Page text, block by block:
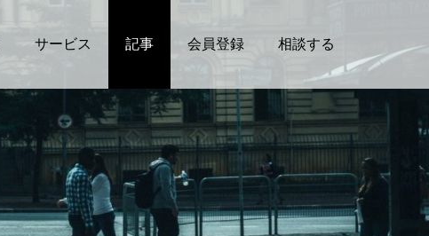
サービス 記事 会員登録 相談する